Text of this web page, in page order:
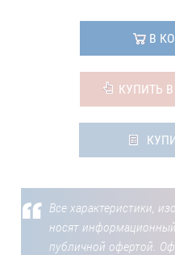
В
КУПИТЬ
Все характеристики,
носят
публичной офертой.